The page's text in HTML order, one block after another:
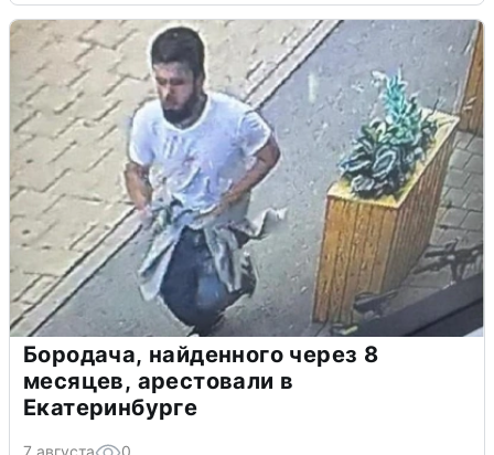
Бородача, найденного через 8
месяцев, арестовали в
Екатеринбурге
7 августа 0